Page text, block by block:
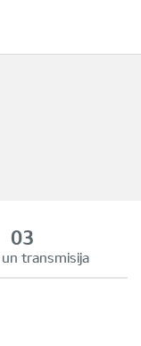
un transmisija